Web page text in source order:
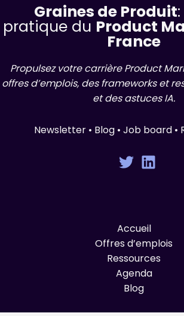
Graines de Produit
pratique du Product
France
Propulsez votre carrière Product
offres d’emplois, des frameworks et
et des astuces IA.
Newsletter • Blog • Job board •
Accueil
Offres d’emplois
Ressources
Agenda
Blog